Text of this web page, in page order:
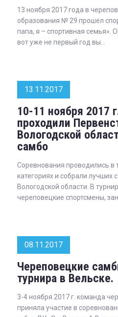
13 ноября 2017 года в
образования № 29 прошел
папа, я – спортивная семья».
вот уже не первый год вы...
13.11.2017
10-11 ноября 2017
проходили
Вологодской
самбо
Соревнования проводились в
категориях и собрали лучших
Вологодской области. В
череповецкие спортсмены,
08.11.2017
Череповецкие
турнира в Вельске.
3-4 ноября 2017 г. команда
приняла участие в